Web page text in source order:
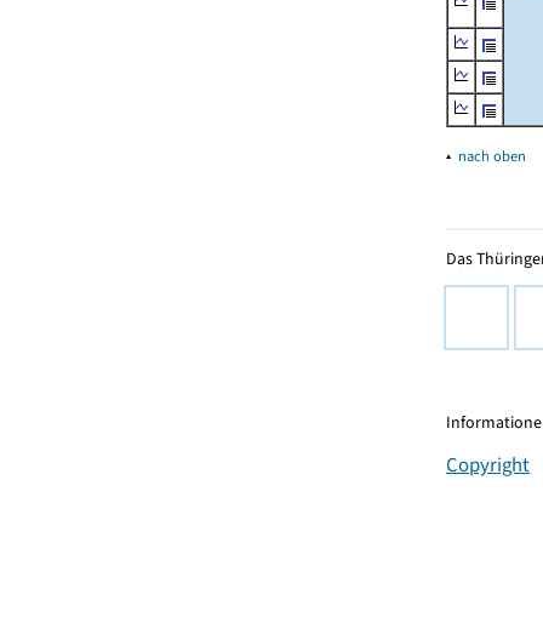
▴ nach oben
Das
Copyright